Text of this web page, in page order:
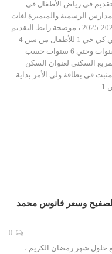
في رياض الأطفال في
الرسمية والمتميزة لغات
2026-2025 ، موضحة رابط التقديم
في كي جي 1 للأطفال من سن 4
سنوات وحتي 6 سنوات حسب
السكني لعنوان السكن
في بطاقة ولي الأمر بداية
2026 الفوانيس الصفيح وسعر فانوس محمد
حلول شهر رمضان الكريم ،